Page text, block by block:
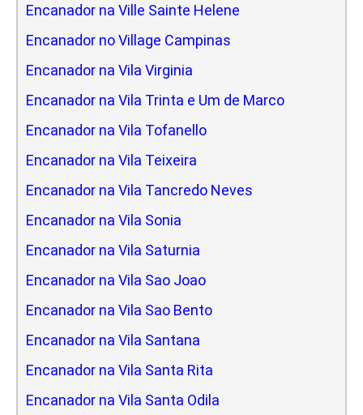
Encanador na Ville Sainte Helene
Encanador no Village Campinas
Encanador na Vila Virginia
Encanador na Vila Trinta e Um de Marco
Encanador na Vila Tofanello
Encanador na Vila Teixeira
Encanador na Vila Tancredo Neves
Encanador na Vila Sonia
Encanador na Vila Saturnia
Encanador na Vila Sao Joao
Encanador na Vila Sao Bento
Encanador na Vila Santana
Encanador na Vila Santa Rita
Encanador na Vila Santa Odila